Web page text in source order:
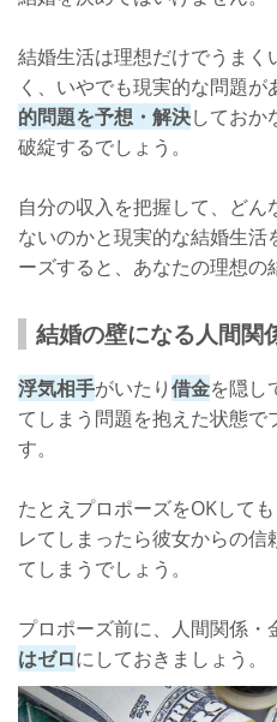
結婚生活は理想だけでうまく
く、いやでも現実的な問題
的問題を予想・解決しておか
破綻するでしょう。
自分の収入を把握して、ど
ないのかと現実的な結婚生
ーズすると、あなたの理想の
結婚の壁になる人間関
浮気相手がいたり借金を隠し
てしまう問題を抱えた状態
す。
たとえプロポーズをOKして
レてしまったら彼女からの
てしまうでしょう。
プロポーズ前に、人間関係・
はゼロにしておきましょう。